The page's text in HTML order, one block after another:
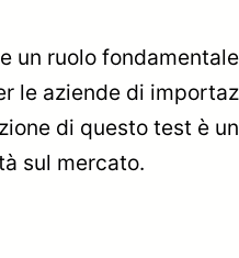
un ruolo
aziende di
di questo test è
sul mercato.